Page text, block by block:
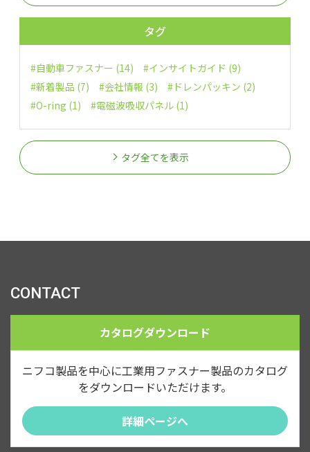
タグ
#自動車ファスナー (14)
#インサイトガイド (9)
#新着製品 (7)
#会社情報 (3)
#ドレンパッキン (2)
#O-ring (1)
#電磁波吸収パネル (1)
タグ全てを表示
CONTACT
カタログダウンロード
ニフコ製品を中心に工業用ファスナー製品のカタログ
をダウンロードいただけます。
詳細ページへ